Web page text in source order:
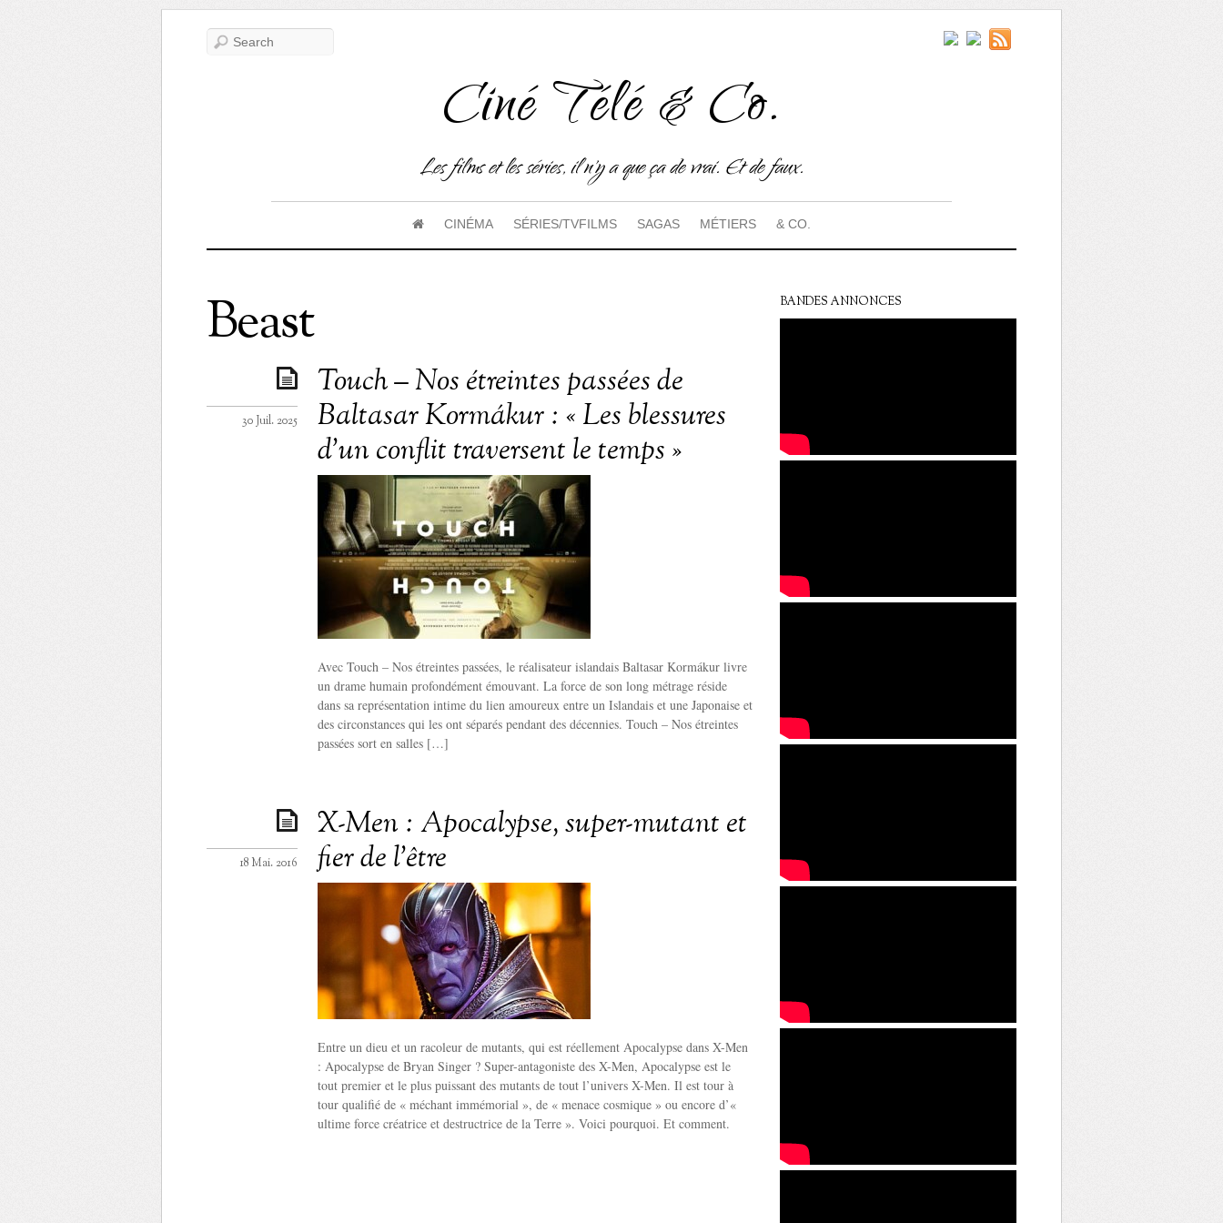
Ciné Télé & Co.
Les films et les séries, il n'y a que ça de vrai. Et de faux.
CINÉMA SÉRIES/TVFILMS SAGAS MÉTIERS & CO.
Beast
Touch – Nos étreintes passées de
Baltasar Kormákur : « Les blessures
d’un conflit traversent le temps »
30 Juil. 2025
Avec Touch – Nos étreintes passées, le réalisateur islandais Baltasar Kormákur livre
un drame humain profondément émouvant. La force de son long métrage réside
dans sa représentation intime du lien amoureux entre un Islandais et une Japonaise et
des circonstances qui les ont séparés pendant des décennies. Touch – Nos étreintes
passées sort en salles […]
X-Men : Apocalypse, super-mutant et
fier de l’être
18 Mai. 2016
Entre un dieu et un racoleur de mutants, qui est réellement Apocalypse dans X-Men
: Apocalypse de Bryan Singer ? Super-antagoniste des X-Men, Apocalypse est le
tout premier et le plus puissant des mutants de tout l’univers X-Men. Il est tour à
tour qualifié de « méchant immémorial », de « menace cosmique » ou encore d’«
ultime force créatrice et destructrice de la Terre ». Voici pourquoi. Et comment.
BANDES ANNONCES